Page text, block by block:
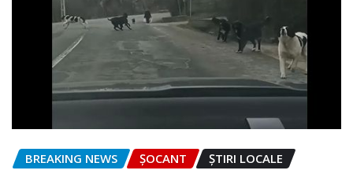
BREAKING NEWS ȘOCANT ȘTIRI LOCALE